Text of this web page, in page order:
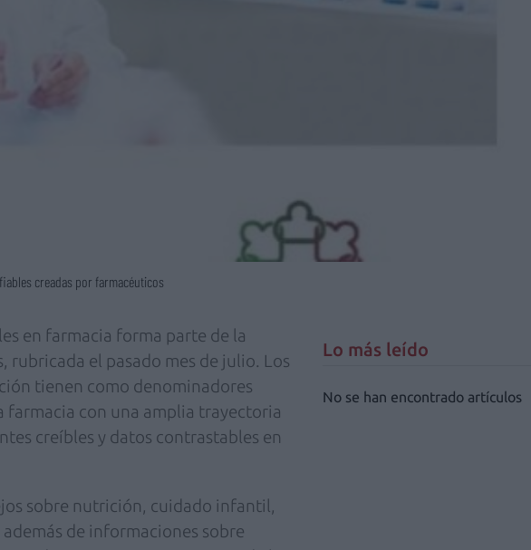
creadas por farmacéuticos
en farmacia forma parte de la
rubricada el pasado mes de julio. Los
tienen como denominadores
farmacia con una amplia trayectoria
creíbles y datos contrastables en
sobre nutrición, cuidado infantil,
de informaciones sobre
Lo más leído
No se han encontrado artículos